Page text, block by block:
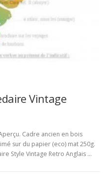
Vintage
Cadre ancien en bois
sur du papier (eco) mat 250g.
Style Vintage Retro Anglais …